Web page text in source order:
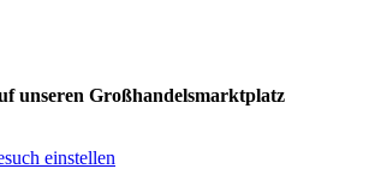
unseren Großhandelsmarktplatz
einstellen